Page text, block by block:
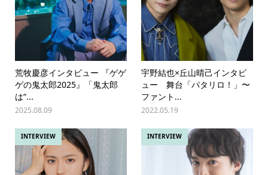
荒牧慶彦インタビュー 『ゲゲ
ゲの鬼太郎2025』「鬼太郎
は“...
2025.08.09
宇野結也×丘山晴己インタビ
ュー 舞台「パタリロ！」〜
ファント...
2022.05.19
INTERVIEW INTERVIEW